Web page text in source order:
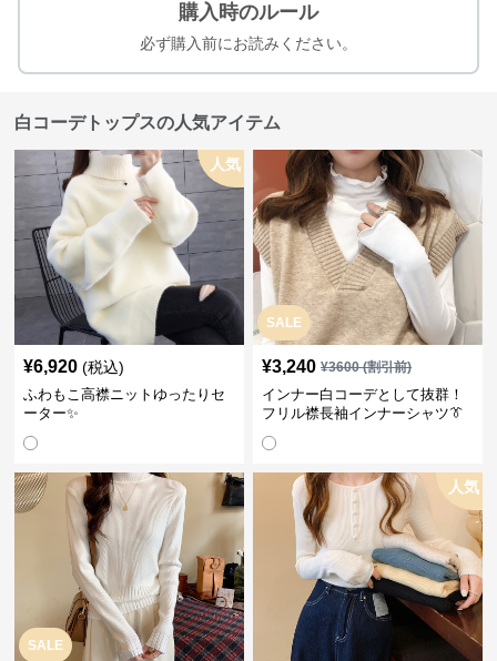
購入時のルール
必ず購入前にお読みください。
白コーデトップスの人気アイテム
人気
¥6,920 (税込)
ふわもこ高襟ニットゆったりセ
ーター✨
SALE
¥3,240 ¥3600(割引前)
インナー白コーデとして抜群！
フリル襟長袖インナーシャツ👔
SALE
人気